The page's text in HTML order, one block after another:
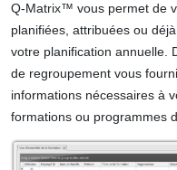
Q-Matrix™ vous permet de
planifiées, attribuées ou
votre planification annuelle.
de regroupement vous
informations nécessaires à
formations ou programmes